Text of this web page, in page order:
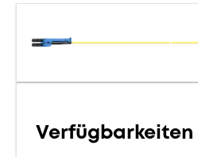
Verfügbarkeiten